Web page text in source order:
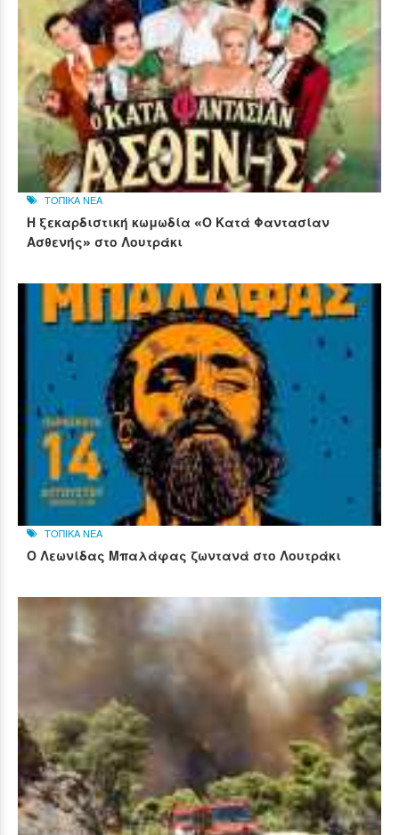
ΤΟΠΙΚΑ ΝΕΑ
Η ξεκαρδιστική κωμωδία «Ο Κατά Φαντασίαν
Ασθενής» στο Λουτράκι
ΤΟΠΙΚΑ ΝΕΑ
Ο Λεωνίδας Μπαλάφας ζωντανά στο Λουτράκι